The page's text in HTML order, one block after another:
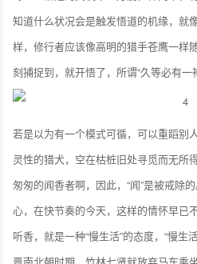
知道什么状况会是触发悟道的机缘，就
样，修行者应该像高明的猎手苍鹰一样
刻捕捉到，就开悟了，所谓“久等必有一
若是以为有一个模式可循，可以重蹈别
灵性的猎犬，空在枯桩旧处寻觅而无所
匆匆的闻香者啊，因此，“闻”是被戒除
心，在快节奏的今天，这样的情怀早已
听香，就是一种“慢生活”的态度，“慢生